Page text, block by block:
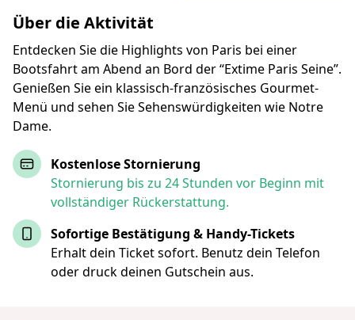
Über die Aktivität
Entdecken Sie die Highlights von Paris bei einer
Bootsfahrt am Abend an Bord der “Extime Paris Seine”.
Genießen Sie ein klassisch-französisches Gourmet-
Menü und sehen Sie Sehenswürdigkeiten wie Notre
Dame.
Kostenlose Stornierung
Stornierung bis zu 24 Stunden vor Beginn mit
vollständiger Rückerstattung.
Sofortige Bestätigung & Handy-Tickets
Erhalt dein Ticket sofort. Benutz dein Telefon
oder druck deinen Gutschein aus.